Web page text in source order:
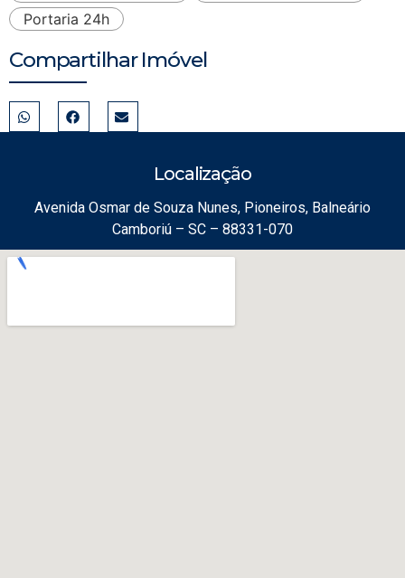
Portaria 24h
Compartilhar Imóvel
Localização
Avenida Osmar de Souza Nunes, Pioneiros, Balneário
Camboriú – SC – 88331-070